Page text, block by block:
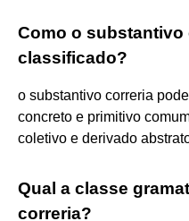
Como o substantivo
classificado?
o substantivo correria
concreto e primitivo
coletivo e derivado
Qual a classe
correria?